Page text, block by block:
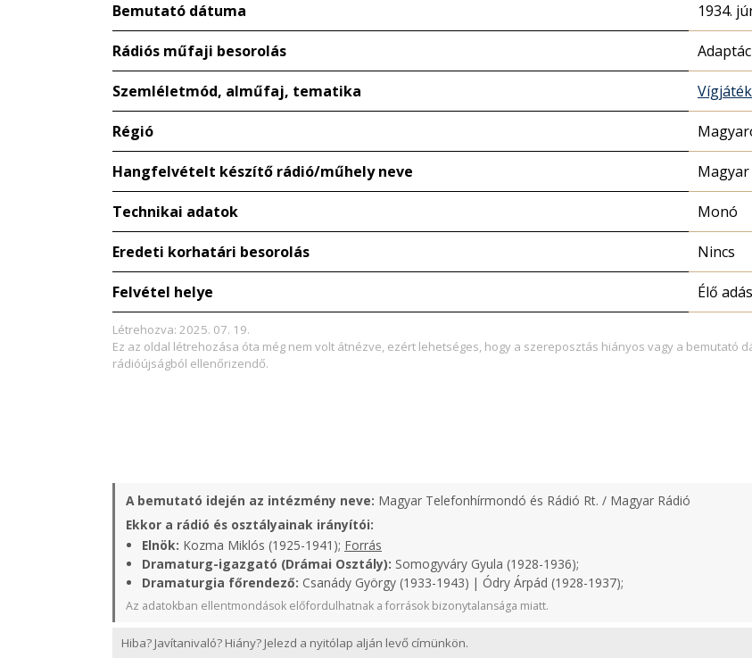
Bemutató dátuma 1934.
Rádiós műfaji besorolás
Szemléletmód, alműfaj, tematika Vígjáték
Régió
Hangfelvételt készítő rádió/műhely neve Magyar
Technikai adatok Monó
Eredeti korhatári besorolás Nincs
Felvétel helye Élő
Létrehozva: 2025. 07. 19.
Ez az oldal létrehozása óta még nem volt átnézve, ezért lehetséges, hogy a szereposztás hiányos vagy a bemutató
rádióújságból ellenőrizendő.
A bemutató idején az intézmény neve: Magyar Telefonhírmondó és Rádió Rt. / Magyar Rádió
Ekkor a rádió és osztályainak irányítói:
Elnök: Kozma Miklós (1925-1941); Forrás
Dramaturg-igazgató (Drámai Osztály): Somogyváry Gyula (1928-1936);
Dramaturgia főrendező: Csanády György (1933-1943) | Ódry Árpád (1928-1937);
Az adatokban ellentmondások előfordulhatnak a források bizonytalansága miatt.
Hiba? Javítanivaló? Hiány? Jelezd a nyitólap alján levő címünkön.